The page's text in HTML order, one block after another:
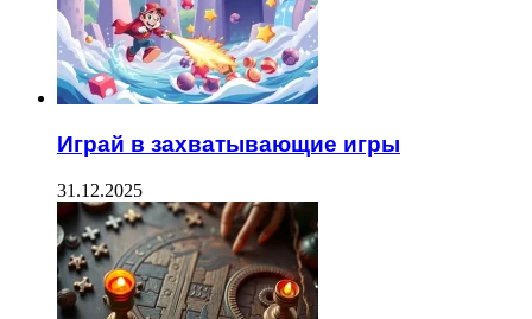
Играй в захватывающие игры
31.12.2025